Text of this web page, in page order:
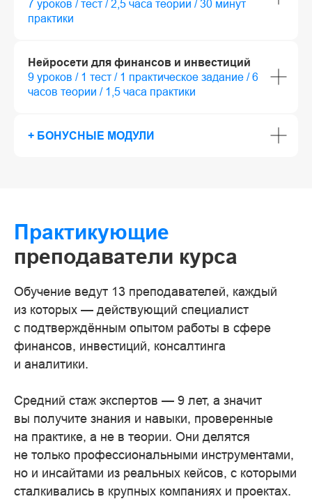
7 уроков / тест / 2,5 часа теории / 30 минут
практики
Нейросети для финансов и инвестиций
9 уроков / 1 тест / 1 практическое задание / 6
часов теории / 1,5 часа практики
+ БОНУСНЫЕ МОДУЛИ
Практикующие
преподаватели курса
Обучение ведут 13 преподавателей, каждый
из которых — действующий специалист
с подтверждённым опытом работы в сфере
финансов, инвестиций, консалтинга
и аналитики.
Средний стаж экспертов — 9 лет, а значит
вы получите знания и навыки, проверенные
на практике, а не в теории. Они делятся
не только профессиональными инструментами,
но и инсайтами из реальных кейсов, с которыми
сталкивались в крупных компаниях и проектах.